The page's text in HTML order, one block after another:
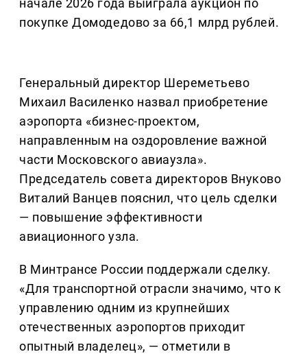
начале 2026 года выиграла аукцион по
покупке Домодедово за 66,1 млрд рублей.
Генеральный директор Шереметьево
Михаил Василенко назвал приобретение
аэропорта «бизнес-проектом,
направленным на оздоровление важной
части Московского авиаузла».
Председатель совета директоров Внуково
Виталий Ванцев пояснил, что цель сделки
— повышение эффективности
авиационного узла.
В Минтрансе России поддержали сделку.
«Для транспортной отрасли значимо, что к
управлению одним из крупнейших
отечественных аэропортов приходит
опытный владелец», — отметили в